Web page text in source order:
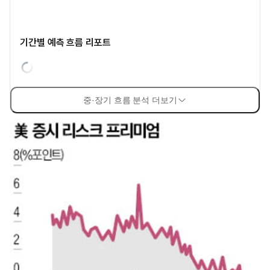
기간별 예측 흐름 리포트
중·장기 흐름 분석 더보기